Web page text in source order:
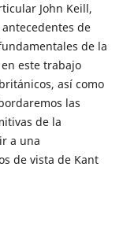
John Keill,
de
de la
este trabajo
así como
las
de la
a una
de vista de Kant